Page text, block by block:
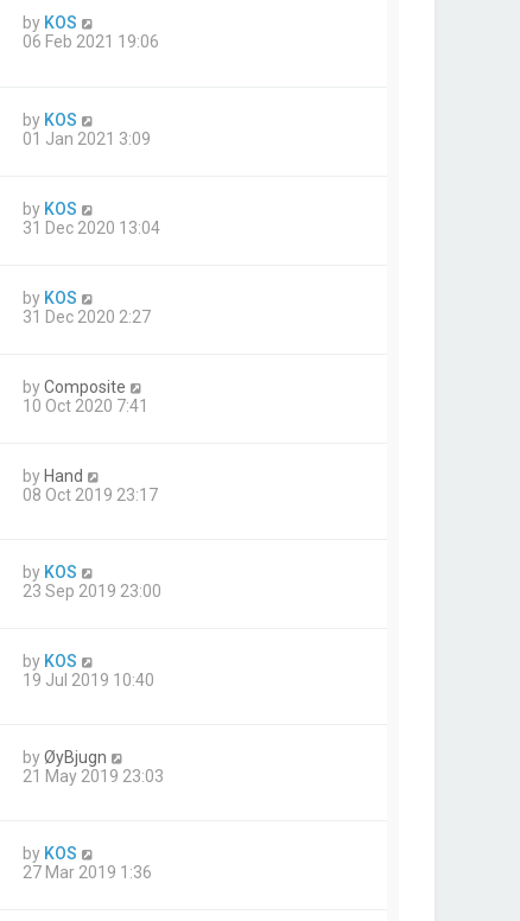
by KOS
06 Feb 2021 19:06
by KOS
01 Jan 2021 3:09
by KOS
31 Dec 2020 13:04
by KOS
31 Dec 2020 2:27
byComposite
10 Oct 2020 7:41
byHand
08 Oct 2019 23:17
by KOS
23 Sep 2019 23:00
by KOS
19 Jul 2019 10:40
byØyBjugn
21 May 2019 23:03
by KOS
27 Mar 2019 1:36